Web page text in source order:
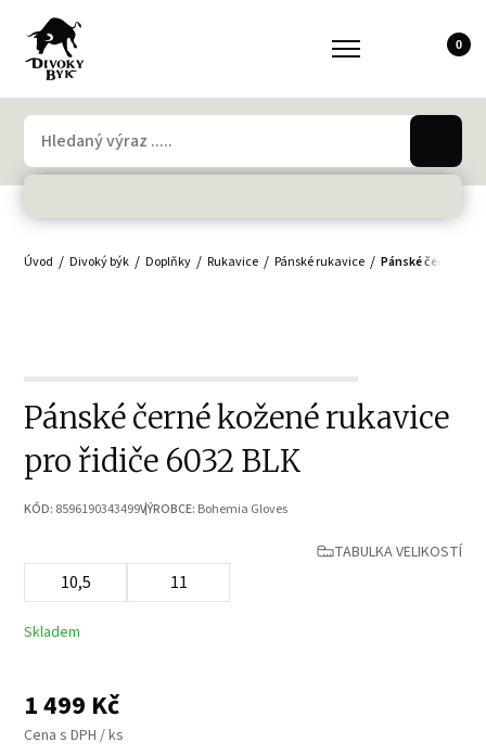
0
Úvod Divoký býk Doplňky Rukavice Pánské rukavice Pánské černé
Pánské černé kožené rukavice
pro řidiče 6032 BLK
KÓD: 8596190343499VÝROBCE: Bohemia Gloves
TABULKA VELIKOSTÍ
10,5 11
Skladem
1 499 Kč
Cena s DPH / ks